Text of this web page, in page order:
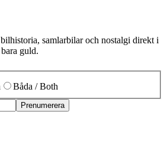
samlarbilar och nostalgi direkt i
guld.
Båda / Both
Prenumerera